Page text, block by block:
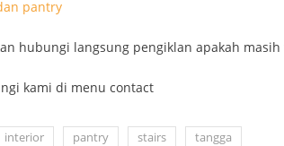
hubungi langsung pengiklan apakah
kami di menu contact
interior pantry stairs tangga